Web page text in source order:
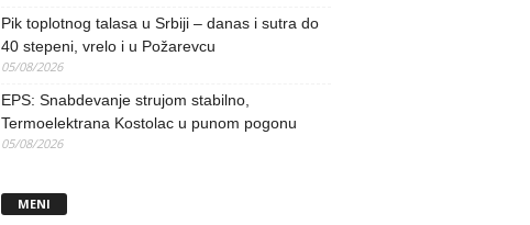
Pik toplotnog talasa u Srbiji – danas i sutra do
40 stepeni, vrelo i u Požarevcu
05/08/2026
EPS: Snabdevanje strujom stabilno,
Termoelektrana Kostolac u punom pogonu
05/08/2026
MENI